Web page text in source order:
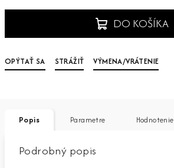
DO KOŠÍKA
OPÝTAŤ SA STRÁŽIŤ VÝMENA/VRÁTENIE
Popis Parametre Hodnotenie
Podrobný popis